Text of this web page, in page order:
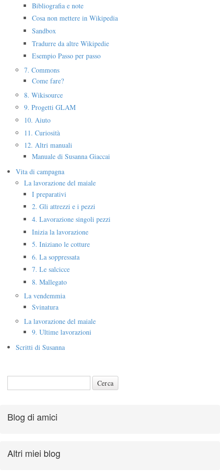
Bibliografia e note
Cosa non mettere in Wikipedia
Sandbox
Tradurre da altre Wikipedie
Esempio Passo per passo
7. Commons
Come fare?
8. Wikisource
9. Progetti GLAM
10. Aiuto
11. Curiosità
12. Altri manuali
Manuale di Susanna Giaccai
Vita di campagna
La lavorazione del maiale
I preparativi
2. Gli attrezzi e i pezzi
4. Lavorazione singoli pezzi
Inizia la lavorazione
5. Iniziano le cotture
6. La soppressata
7. Le salcicce
8. Mallegato
La vendemmia
Svinatura
La lavorazione del maiale
9. Ultime lavorazioni
Scritti di Susanna
Blog di amici
Altri miei blog